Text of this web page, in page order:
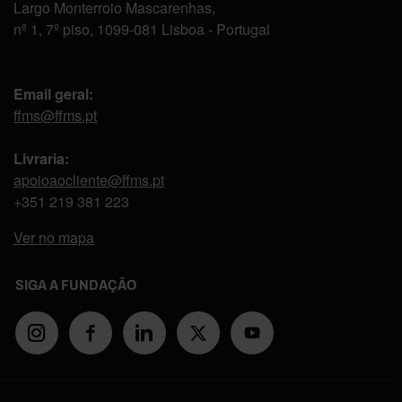
Largo Monterroio Mascarenhas,
nº 1, 7º piso, 1099-081 Lisboa - Portugal
Email geral:
ffms@ffms.pt
Livraria:
apoioaocliente@ffms.pt
+351 219 381 223
Ver no mapa
SIGA A FUNDAÇÃO